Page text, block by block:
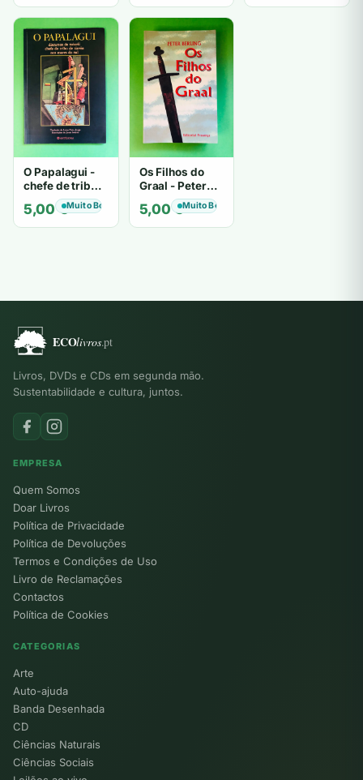
O Papalagui -
chefe de tribo
de tiavéa
5,00€Muito Bom
Os Filhos do
Graal - Peter
Berling
5,00€Muito Bom
Livros, DVDs e CDs em segunda mão.
Sustentabilidade e cultura, juntos.
EMPRESA
Quem Somos
Doar Livros
Política de Privacidade
Política de Devoluções
Termos e Condições de Uso
Livro de Reclamações
Contactos
Política de Cookies
CATEGORIAS
Arte
Auto-ajuda
Banda Desenhada
CD
Ciências Naturais
Ciências Sociais